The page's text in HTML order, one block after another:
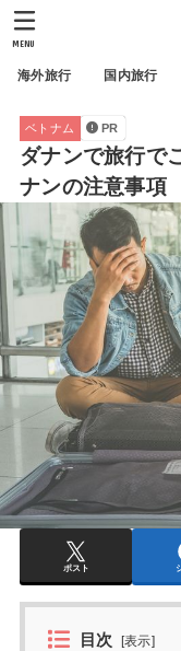
海外旅行 国内旅行
MENU
ベトナム PR
ダナンで旅行で
ナンの注意事項
ポスト
目次 [表示]